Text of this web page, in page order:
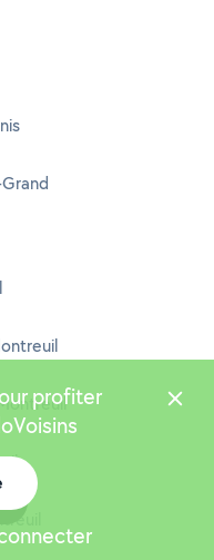
profiter